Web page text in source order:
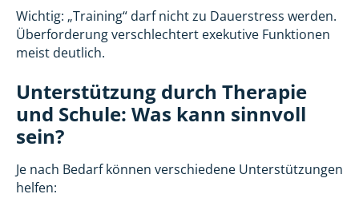
Wichtig: „Training“ darf nicht zu Dauerstress werden.
Überforderung verschlechtert exekutive Funktionen
meist deutlich.
Unterstützung durch Therapie
und Schule: Was kann sinnvoll
sein?
Je nach Bedarf können verschiedene Unterstützungen
helfen: